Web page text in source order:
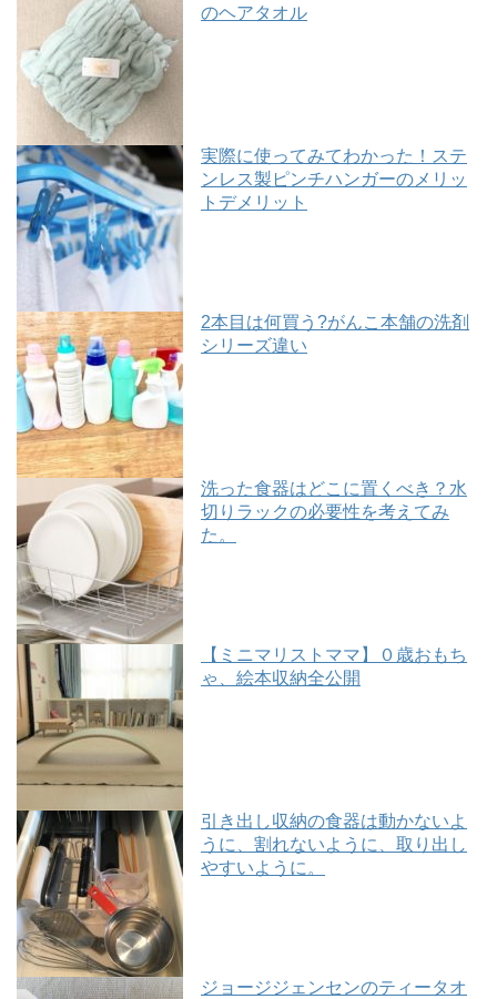
のヘアタオル
実際に使ってみてわかった！ステ
ンレス製ピンチハンガーのメリッ
トデメリット
2本目は何買う?がんこ本舗の洗剤
シリーズ違い
洗った食器はどこに置くべき？水
切りラックの必要性を考えてみ
た。
【ミニマリストママ】０歳おもち
ゃ、絵本収納全公開
引き出し収納の食器は動かないよ
うに、割れないように、取り出し
やすいように。
ジョージジェンセンのティータオ